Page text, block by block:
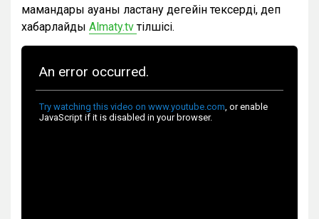
мамандары ауаның ластану деңгейін тексерді, деп
хабарлайды Almaty.tvтілшісі.